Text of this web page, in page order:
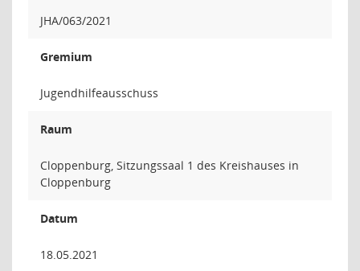
JHA/063/2021
Gremium
Jugendhilfeausschuss
Raum
Cloppenburg, Sitzungssaal 1 des Kreishauses in
Cloppenburg
Datum
18.05.2021